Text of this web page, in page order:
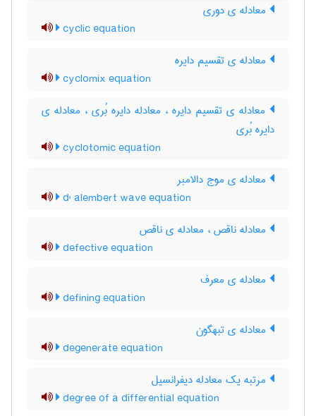
معادله ی دوری
cyclic equation
معادله ی تقسیم دایره
cyclomix equation
معادله ی تقسیم دایره ، معادله دایره بُری ، معادله ی
دایره بُری
cyclotomic equation
معادله ی موج دالامبر
d' alembert wave equation
معادله ناقص ، معادله ی ناقص
defective equation
معادله ی معرف
defining equation
معادله ی تبهگون
degenerate equation
مرتبه یک معادله دیفرانسیل
degree of a differential equation